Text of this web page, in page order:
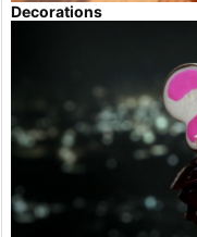
Decorations